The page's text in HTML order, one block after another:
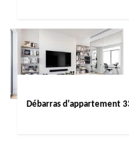
Débarras d'appartement